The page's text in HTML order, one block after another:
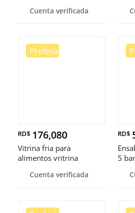
Cuenta verificada
RD$ 176,080
Vitrina fria para
alimentos vritrina
Cuenta verificada
RD$
5